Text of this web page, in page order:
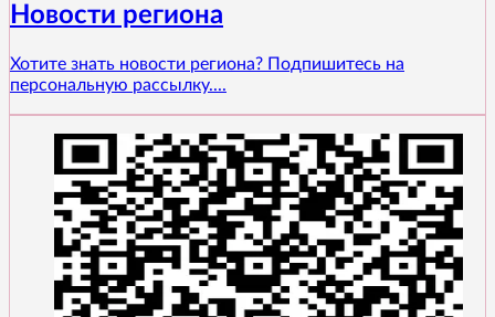
Новости региона
Хотите знать новости региона? Подпишитесь на
персональную рассылку....